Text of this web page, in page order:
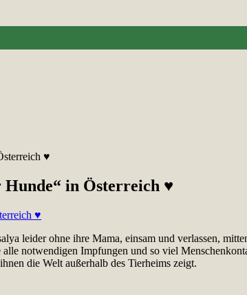
♥
in Österreich ♥
leider ohne ihre Mama, einsam und verlassen,
alle notwendigen Impfungen und so viel
die Welt außerhalb des Tierheims zeigt.